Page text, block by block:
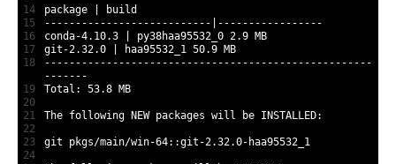
14
15
16
17
18
19
20
21
22
23
24
package
build
-- -- -- -- -- -- -- -- -- -- -- -- -- - -- -- -- -- -- -- -- -- -
conda-4.10.3 py38haa95532 0 2.9 MB
git -2.32.0 haa95532 1 50.9 MB
-- -- -- -- -- -- -- -- -- -- -- -- -- -- -- -- -- -- -- -- -- -- -- -- -- -- -
- -- -- --
Total : 53.8 MB
The following NEW packages will be INSTALLED:
git pkgs/main/win-64::git -2.32.0- haa95532_1